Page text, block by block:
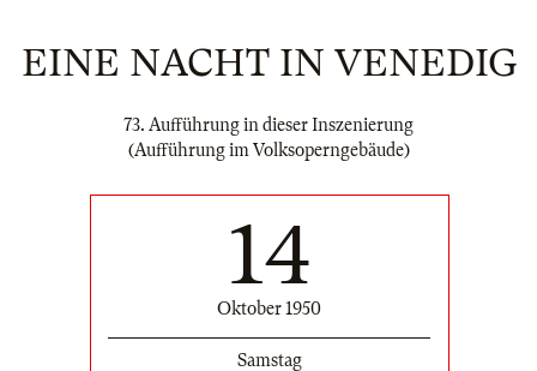
EINE NACHT IN VENEDIG
73. Aufführung in dieser Inszenierung
(Aufführung im Volksoperngebäude)
14
Oktober 1950
Samstag